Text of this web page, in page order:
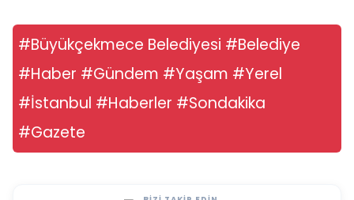
#Büyükçekmece Belediyesi #Belediye
#Haber #Gündem #Yaşam #Yerel
#İstanbul #Haberler #Sondakika
#Gazete